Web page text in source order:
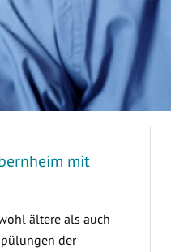
mit
ältere als auch
der